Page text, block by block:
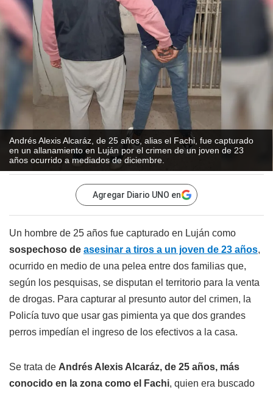
Andrés Alexis Alcaráz, de 25 años, alias el Fachi, fue capturado
en un allanamiento en Luján por el crimen de un joven de 23
años ocurrido a mediados de diciembre.
Agregar Diario UNO en
Un hombre de 25 años fue capturado en Luján como
sospechoso de asesinar a tiros a un joven de 23 años,
ocurrido en medio de una pelea entre dos familias que,
según los pesquisas, se disputan el territorio para la venta
de drogas. Para capturar al presunto autor del crimen, la
Policía tuvo que usar gas pimienta ya que dos grandes
perros impedían el ingreso de los efectivos a la casa.
Se trata de Andrés Alexis Alcaráz, de 25 años, más
conocido en la zona como el Fachi, quien era buscado